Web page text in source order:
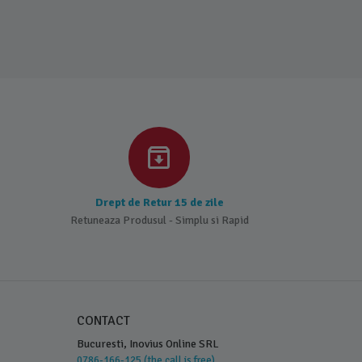
Drept de Retur 15 de zile
Retuneaza Produsul - Simplu si Rapid
CONTACT
Bucuresti, Inovius Online SRL